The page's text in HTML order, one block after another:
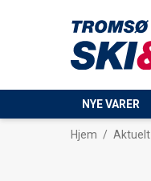
NYE VARER
Hjem / Aktuelt